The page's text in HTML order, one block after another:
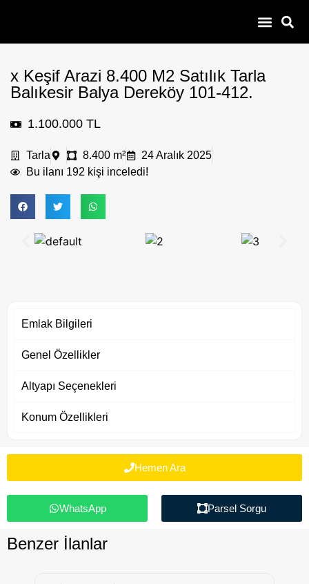
x Keşif Arazi 8.400 M2 Satılık Tarla
Balıkesir Balya Dereköy 101-412.
1.100.000 TL
Tarla 8.400 m²
24 Aralık 2025
Bu ilanı 192 kişi inceledi!
Emlak Bilgileri
Genel Özellikler
Altyapı Seçenekleri
Konum Özellikleri
Hemen Ara
WhatsApp Parsel Sorgu
Benzer İlanlar